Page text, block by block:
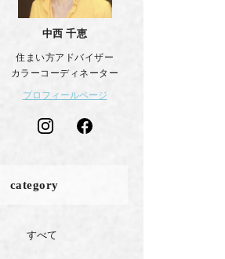
中西 千恵
住まい方アドバイザー
カラーコーディネーター
プロフィールページ
category
すべて